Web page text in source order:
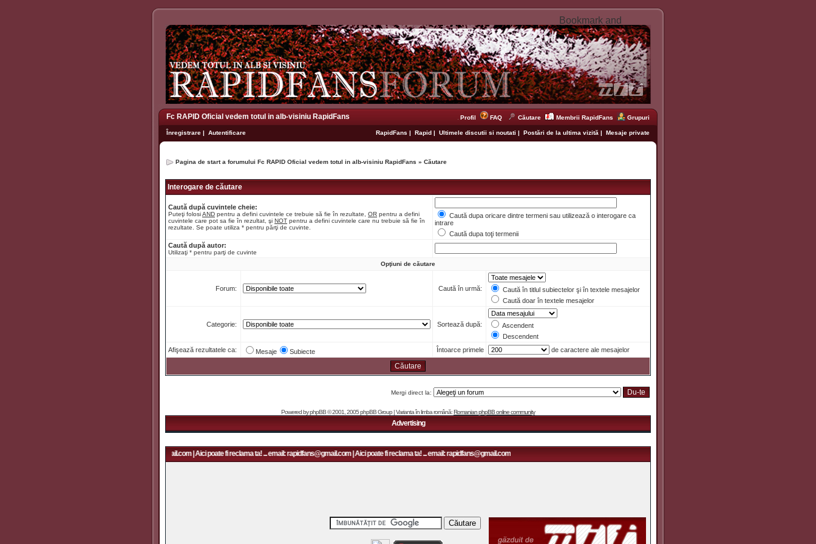
Fc RAPID Oficial vedem totul in alb-visiniu RapidFans Profil FAQ Căutare Membrii RapidFans Grupuri
Înregistrare | Autentificare RapidFans | Rapid | Ultimele discutii si noutati | Postări de la ultima vizită | Mesaje private
Pagina de start a forumului Fc RAPID Oficial vedem totul in alb-visiniu RapidFans » Căutare
Interogare de căutare
Caută după cuvintele cheie:
Puteţi folosiAND pentru a defini cuvintele ce trebuie să fie în rezultate, OR pentru a defini
cuvintele care pot sa fie în rezultat, şi NOT pentru a defini cuvintele care nu trebuie să fie în
rezultate. Se poate utiliza * pentru părţi de cuvinte.
Caută dupa oricare dintre termeni sau utilizează o interogare ca
intrare
Caută dupa toţi termenii
Caută după autor:
Utilizaţi * pentru parţi de cuvinte
Opţiuni de căutare
Forum: Caută în urmă:
Caută în titlul subiectelor şi în textele mesajelor
Caută doar în textele mesajelor
Categorie: Sortează după:
Ascendent
Descendent
Afişează rezultatele ca:
Mesaje Subiecte Întoarce primele de caractere ale mesajelor
Mergi direct la:
Powered byphpBB© 2001, 2005 phpBB Group | Varianta în limba română:Romanian phpBB online community
Advertising
Aici poate fi reclama ta! ... email: rapidfans@gmail.com | Aici poate fi reclama ta! ... email: rapidfans@gmail.com | Aici poate fi reclama ta! ... email: rapidfans@gmail.com